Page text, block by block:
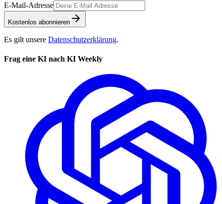
E-Mail-Adresse
Kostenlos abonnieren
Es gilt unsere Datenschutzerklärung.
Frag eine KI nach KI Weekly